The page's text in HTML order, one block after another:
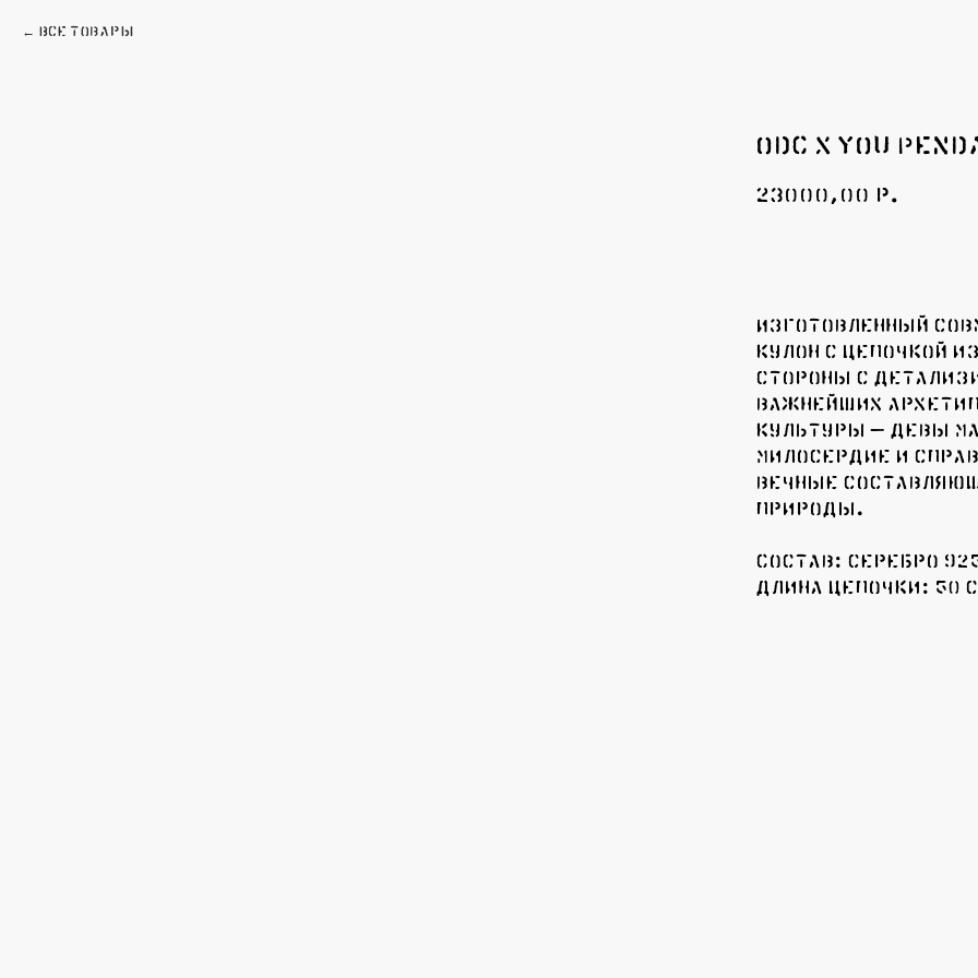
Все товары
ODC x YOU
23000,00 p.
Изготовленный
кулон с цепочкой
стороны с
важнейших
культуры — Девы
Милосердие и
вечные
природы.
Состав: серебро
Длина цепочки: 50